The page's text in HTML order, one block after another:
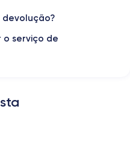
les caractéristiques de ce
devolução?
serviço de